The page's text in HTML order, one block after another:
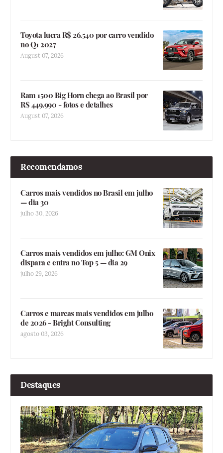
Toyota lucra R$ 26.540 por carro vendido
no Q1 2027
August 07, 2026
Ram 1500 Big Horn chega ao Brasil por
R$ 449.990 - fotos e detalhes
August 07, 2026
Recomendamos
Carros mais vendidos no Brasil em julho
— dia 30
julho 30, 2026
Carros mais vendidos em julho: GM Onix
dispara e entra no Top 5 — dia 29
julho 29, 2026
Carros e marcas mais vendidos em julho
de 2026 - Bright Consulting
agosto 03, 2026
Destaques